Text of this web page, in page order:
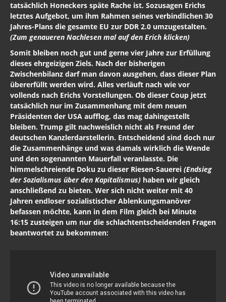
tatsächlich Honeckers späte Rache ist. Sozusagen Erichs
letztes Aufgebot, um ihm Rahmen seines verbindlichen 30
Jahres-Plans die gesamte EU zur DDR 2.0 umzugestalten.
(Zum genaueren Nachlesen mal auf den Erich klicken)
Somit bleiben noch gut und gerne vier Jahre zur Erfüllung
dieses ehrgeizigen Ziels. Nach der bisherigen
Zwischenbilanz darf man davon ausgehen, dass dieser Plan
übererfüllt werden wird. Alles verläuft nach wie vor
vollends nach Erichs Vorstellungen. Ob dieser Coup jetzt
tatsächlich nur im Zusammenhang mit dem neuen
Präsidenten der USA aufflog, das mag dahingestellt
bleiben. Trump gilt nachweislich nicht als Freund der
deutschen Kanzlerdarstellerin. Entscheidend sind doch nur
die Zusammenhänge und was damals wirklich die Wende
und den sogenannten Mauerfall veranlasste. Die
himmelschreiende Doku zu dieser Riesen-Sauerei (Endsieg
der Sozialismus über den Kapitalismus) haben wir gleich
anschließend zu bieten. Wer sich nicht weiter mit 40
Jahren endloser sozialistischer Ablenkungsmanöver
befassen möchte, kann in dem Film gleich bei Minute
16:15 zusteigen um nur die schlachtentscheidenden Fragen
beantwortet zu bekommen: